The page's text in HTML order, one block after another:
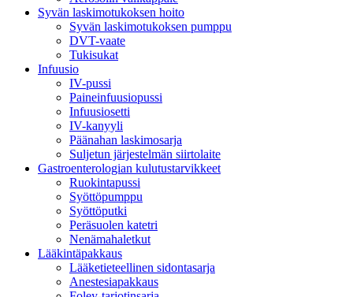
Syvän laskimotukoksen hoito
Syvän laskimotukoksen pumppu
DVT-vaate
Tukisukat
Infuusio
IV-pussi
Paineinfuusiopussi
Infuusiosetti
IV-kanyyli
Päänahan laskimosarja
Suljetun järjestelmän siirtolaite
Gastroenterologian kulutustarvikkeet
Ruokintapussi
Syöttöpumppu
Syöttöputki
Peräsuolen katetri
Nenämahaletkut
Lääkintäpakkaus
Lääketieteellinen sidontasarja
Anestesiapakkaus